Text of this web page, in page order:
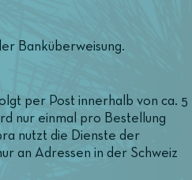
Banküberweisung.
per Post innerhalb von ca. 5
nur einmal pro Bestellung
nutzt die Dienste der
an Adressen in der Schweiz